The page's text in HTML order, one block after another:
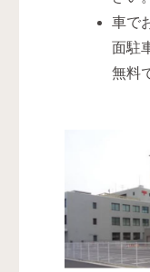
車で
面駐
無料